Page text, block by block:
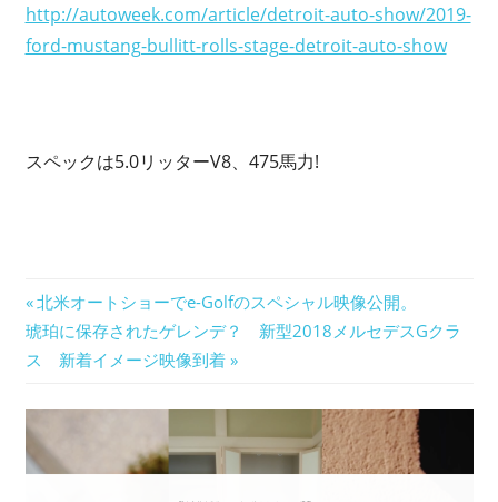
http://autoweek.com/article/detroit-auto-show/2019-
ford-mustang-bullitt-rolls-stage-detroit-auto-show
スペックは5.0リッターV8、475馬力!
投
稿
ビ
ゲ
前
の
記
北米オートショーでe-Golfのスペシャル映像公開。
次
の
琥珀に保存されたゲレンデ？ 新型2018メルセデスGクラ
ス 新着イメージ映像到着